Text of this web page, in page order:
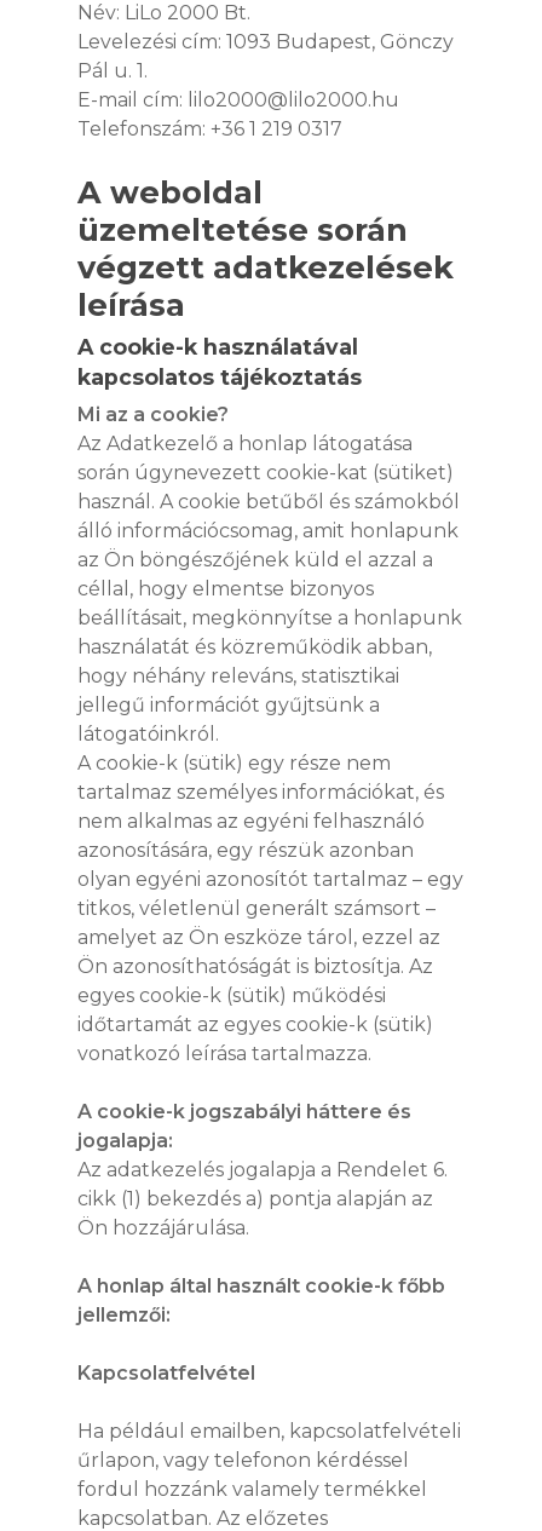
Név: LiLo 2000 Bt.
Levelezési cím: 1093 Budapest, Gönczy
Pál u. 1.
E-mail cím: lilo2000@lilo2000.hu
Telefonszám: +36 1 219 0317
A weboldal
üzemeltetése során
végzett adatkezelések
leírása
A cookie-k használatával
kapcsolatos tájékoztatás
Mi az a cookie?
Az Adatkezelő a honlap látogatása
során úgynevezett cookie-kat (sütiket)
használ. A cookie betűből és számokból
álló információcsomag, amit honlapunk
az Ön böngészőjének küld el azzal a
céllal, hogy elmentse bizonyos
beállításait, megkönnyítse a honlapunk
használatát és közreműködik abban,
hogy néhány releváns, statisztikai
jellegű információt gyűjtsünk a
látogatóinkról.
A cookie-k (sütik) egy része nem
tartalmaz személyes információkat, és
nem alkalmas az egyéni felhasználó
azonosítására, egy részük azonban
olyan egyéni azonosítót tartalmaz – egy
titkos, véletlenül generált számsort –
amelyet az Ön eszköze tárol, ezzel az
Ön azonosíthatóságát is biztosítja. Az
egyes cookie-k (sütik) működési
időtartamát az egyes cookie-k (sütik)
vonatkozó leírása tartalmazza.
A cookie-k jogszabályi háttere és
jogalapja:
Az adatkezelés jogalapja a Rendelet 6.
cikk (1) bekezdés a) pontja alapján az
Ön hozzájárulása.
A honlap által használt cookie-k főbb
jellemzői:
Kapcsolatfelvétel
Ha például emailben, kapcsolatfelvételi
űrlapon, vagy telefonon kérdéssel
fordul hozzánk valamely termékkel
kapcsolatban. Az előzetes